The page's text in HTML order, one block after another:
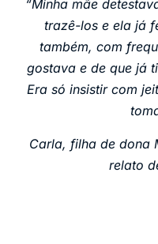
“Minha mãe
trazê-los e ela já
também, com
gostava e de que já
Era só insistir com
Carla, filha de dona
relato